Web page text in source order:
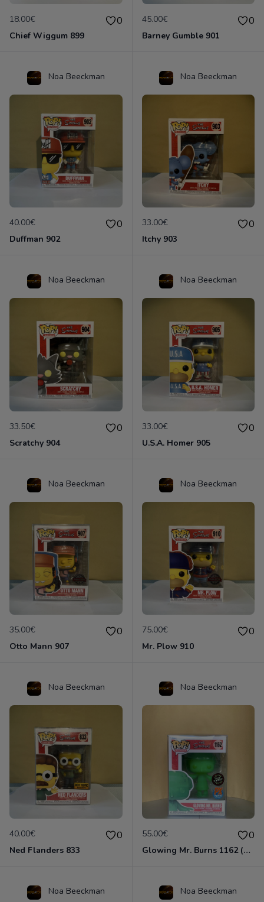
18.00€ 0
Chief Wiggum 899
45.00€ 0
Barney Gumble 901
Noa Beeckman
40.00€ 0
Duffman 902
Noa Beeckman
33.00€ 0
Itchy 903
Noa Beeckman
33.50€ 0
Scratchy 904
Noa Beeckman
33.00€ 0
U.S.A. Homer 905
Noa Beeckman
35.00€ 0
Otto Mann 907
Noa Beeckman
75.00€ 0
Mr. Plow 910
Noa Beeckman
40.00€ 0
Ned Flanders 833
Noa Beeckman
55.00€ 0
Glowing Mr. Burns 1162 (Chase Edition)
Noa Beeckman Noa Beeckman